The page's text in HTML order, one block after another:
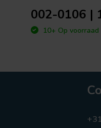
002-0106 |
10+ Op voorraad